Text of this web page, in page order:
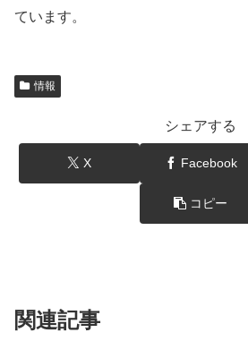
ています。
情報
シェアする
X Facebook
コピー
関連記事